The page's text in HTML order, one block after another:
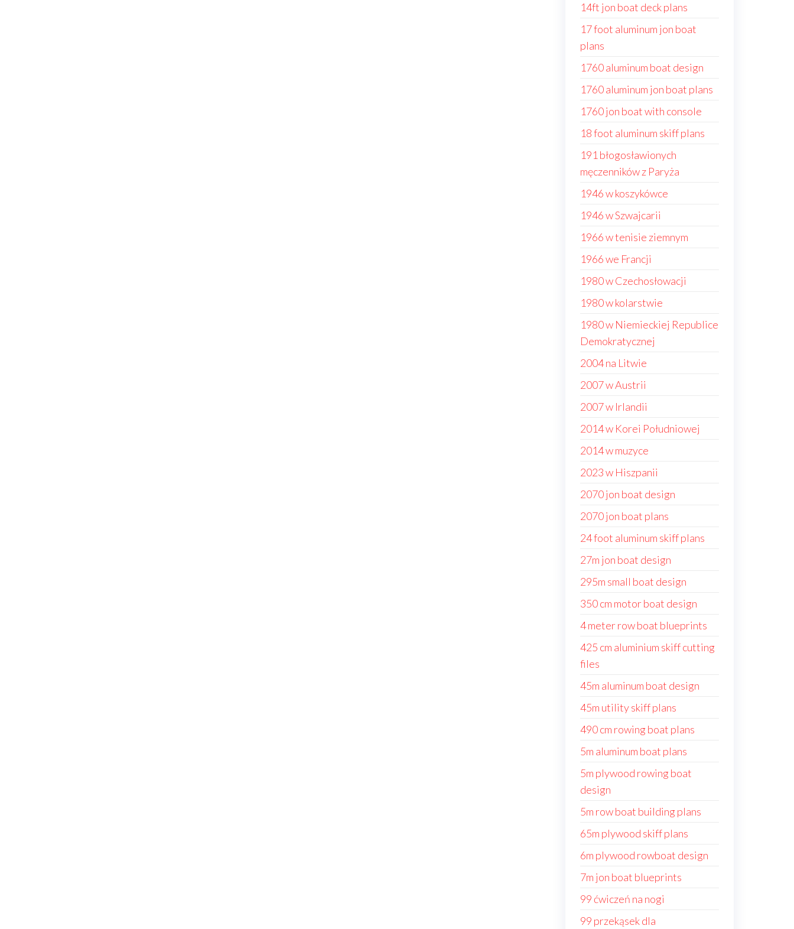
14ft jon boat deck plans
17 foot aluminum jon boat
plans
1760 aluminum boat design
1760 aluminum jon boat plans
1760 jon boat with console
18 foot aluminum skiff plans
191 błogosławionych
męczenników z Paryża
1946 w koszykówce
1946 w Szwajcarii
1966 w tenisie ziemnym
1966 we Francji
1980 w Czechosłowacji
1980 w kolarstwie
1980 w Niemieckiej Republice
Demokratycznej
2004 na Litwie
2007 w Austrii
2007 w Irlandii
2014 w Korei Południowej
2014 w muzyce
2023 w Hiszpanii
2070 jon boat design
2070 jon boat plans
24 foot aluminum skiff plans
27m jon boat design
295m small boat design
350 cm motor boat design
4 meter row boat blueprints
425 cm aluminium skiff cutting
files
45m aluminum boat design
45m utility skiff plans
490 cm rowing boat plans
5m aluminum boat plans
5m plywood rowing boat
design
5m row boat building plans
65m plywood skiff plans
6m plywood rowboat design
7m jon boat blueprints
99 ćwiczeń na nogi
99 przekąsek dla